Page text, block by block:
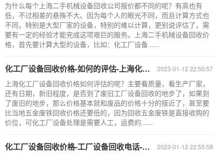
为什么每个上海二手机械设备回收公司报价都不同的呢？有高也有
低，不过相差的悬殊不大。因为每个人的眼光不同，而且计算方式也
不同，特别是大型厂家的设备，特别的难以计算，更别说评估了，需
要有一定的经验才能完成这项艰巨的服务。上海二手机械设备回收价
格，首先要计算大型的设备，比如：化工厂设备......
2023-01-12 22:50:57
化工厂设备回收价格-如何的评估-上海化工厂设备回收公司
上海化工厂设备回收价格如何评估的呢？主要看质量，看生产厂家，
还有日期，新旧程度，是否到了废旧工厂设备回收的地步了，如果到
了废旧的地步，那么价格基本就和废品的价格十分的接近了，甚至要
比当地五金废铁回收价格还要低的，因为回收五金废铁是直接收购的
价位，可化工厂设备处理是需要人工，运费的......
2023-01-12 22:55:58
化工厂设备回收价格-工厂设备回收电话-工厂设备回收公司